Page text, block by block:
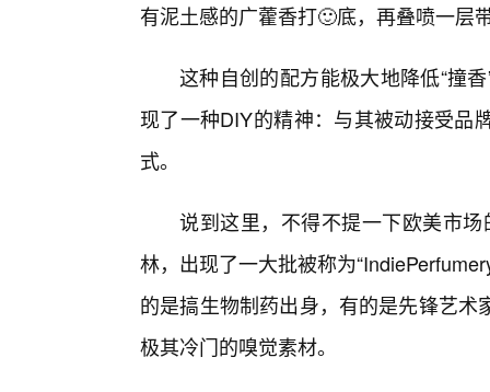
有泥土感的广藿香打🙂底，再叠喷一层
这种自创的配方能极大地降低“撞
现了一种DIY的精神：与其被动接受品
式。
说到这里，不得不提一下欧美市场
林，出现了一大批被称为
的是搞生物制药出身，有的是先锋艺
极其冷门的嗅觉素材。